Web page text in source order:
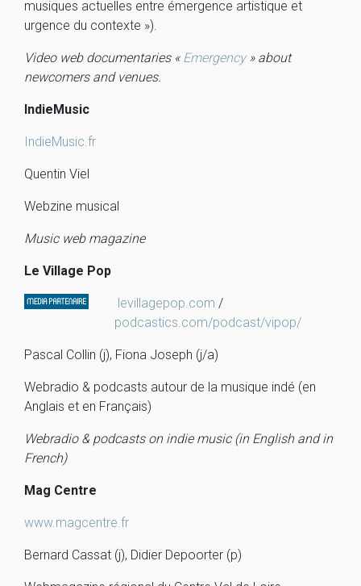
musiques actuelles entre émergence artistique et
urgence du contexte »).
Video web documentaries « Emergency» about
newcomers and venues.
IndieMusic
IndieMusic.fr
Quentin Viel
Webzine musical
Music web magazine
Le Village Pop
levillagepop.com /
podcastics.com/podcast/vipop/
Pascal Collin (j), Fiona Joseph (j/a)
Webradio & podcasts autour de la musique indé (en
Anglais et en Français)
Webradio & podcasts on indie music (in English and in
French)
Mag Centre
www.magcentre.fr
Bernard Cassat (j), Didier Depoorter (p)